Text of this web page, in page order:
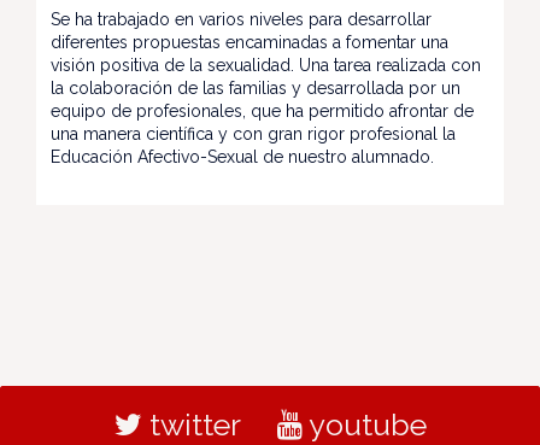
Se ha trabajado en varios niveles para desarrollar
diferentes propuestas encaminadas a fomentar una
visión positiva de la sexualidad. Una tarea realizada con
la colaboración de las familias y desarrollada por un
equipo de profesionales, que ha permitido afrontar de
una manera científica y con gran rigor profesional la
Educación Afectivo-Sexual de nuestro alumnado.
twitter youtube